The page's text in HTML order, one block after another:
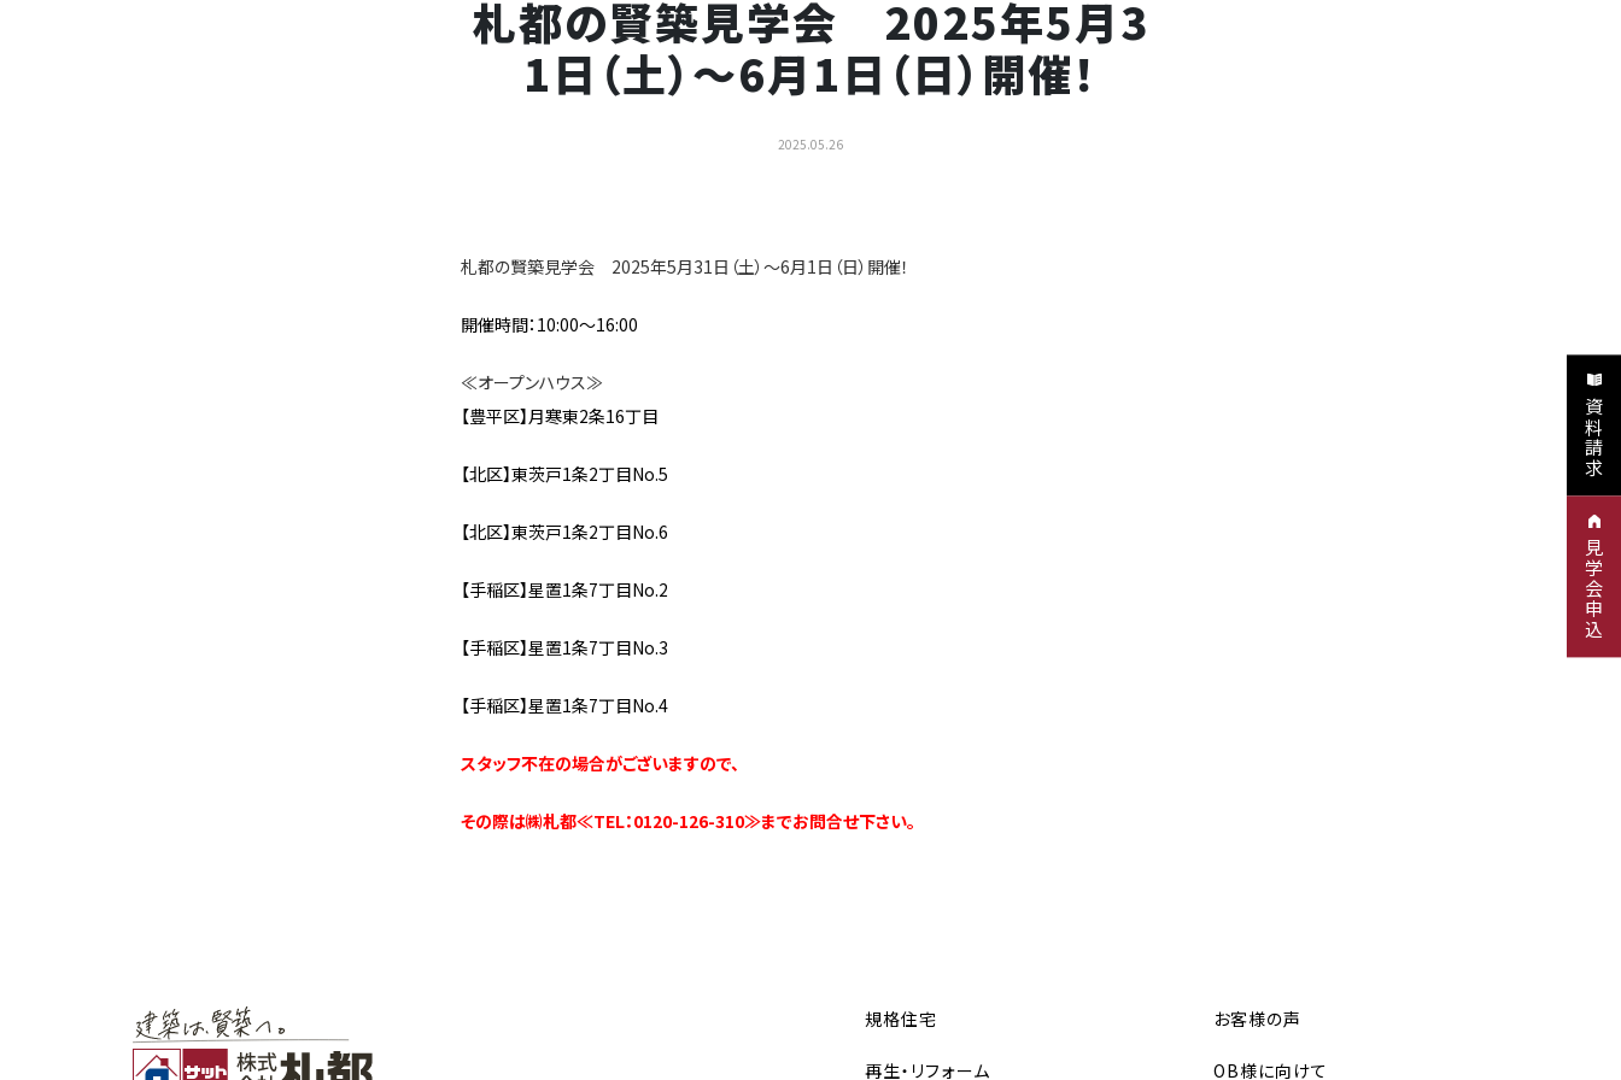
札都の賢築見学会 2025年5月3
1日（土）～6月1日（日）開催！
2025.05.26
札都の賢築見学会 2025年5月31日（土）～6月1日（日）開催！
開催時間：10:00～16:00
≪オープンハウス≫
【豊平区】月寒東2条16丁目
【北区】東茨戸1条2丁目No.5
【北区】東茨戸1条2丁目No.6
【手稲区】星置1条7丁目No.2
【手稲区】星置1条7丁目No.3
【手稲区】星置1条7丁目No.4
スタッフ不在の場合がございますので、
その際は㈱札都≪TEL：0120-126-310≫までお問合せ下さい。
規格住宅
再生・リフォーム
お客様の声
OB様に向けて
資料請求
見学会申込